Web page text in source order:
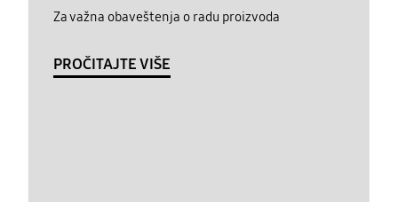
Za važna obaveštenja o radu proizvoda
PROČITAJTE VIŠE